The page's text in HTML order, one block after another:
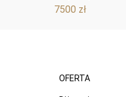
7500 zł
OFERTA